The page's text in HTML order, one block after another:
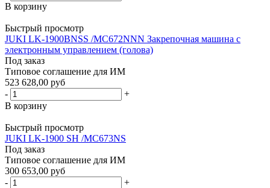
В корзину
Быстрый просмотр
JUKI LK-1900BNSS /MC672NNN Закрепочная машина с
электронным управлением (голова)
Под заказ
Типовое соглашение для ИМ
523 628,00 руб
-
+
В корзину
Быстрый просмотр
JUKI LK-1900 SH /MC673NS
Под заказ
Типовое соглашение для ИМ
300 653,00 руб
-
+